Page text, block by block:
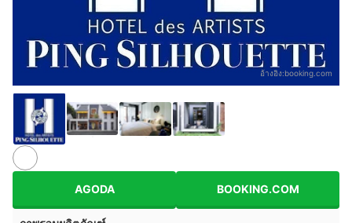
อ้างอิง:booking.com
AGODA BOOKING.COM